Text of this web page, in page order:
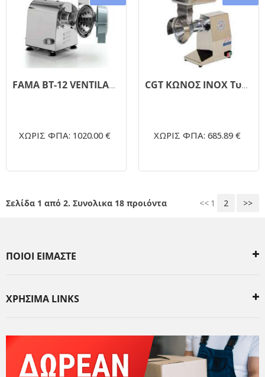
FAMA BT-12 VENTILATA Τυροτρίφτης Με Κώνο Για Σκληρό & Μαλακό Τυρί - 1HP/220Volt
ΧΩΡΙΣ ΦΠΑ: 1020.00 €
CGT ΚΩΝΟΣ INOX Τυροτρίφτης για μαλακό τυρί 0,5hp
ΧΩΡΙΣ ΦΠΑ: 685.89 €
Σελίδα 1 από 2. Συνολικα 18 προιόντα << 1 2 >>
ΠΟΙΟΙ ΕΙΜΑΣΤΕ
ΧΡΗΣΙΜΑ LINKS